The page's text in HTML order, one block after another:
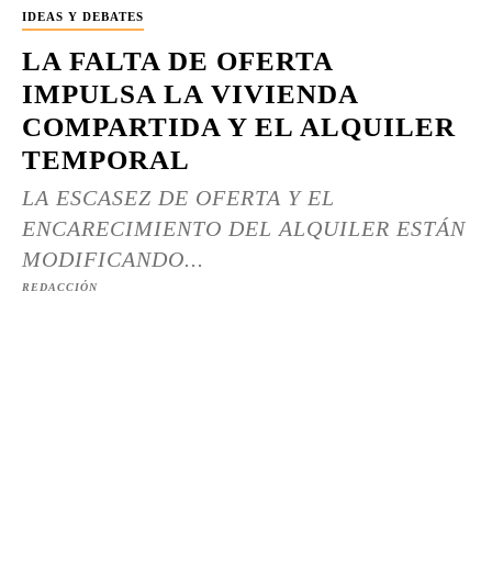
IDEAS Y DEBATES
LA FALTA DE OFERTA
IMPULSA LA VIVIENDA
COMPARTIDA Y EL ALQUILER
TEMPORAL
LA ESCASEZ DE OFERTA Y EL
ENCARECIMIENTO DEL ALQUILER ESTÁN
MODIFICANDO...
REDACCIÓN